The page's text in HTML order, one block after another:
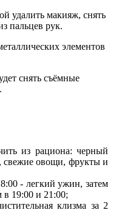
удалить макияж, снять
пальцев рук.
элементов
снять съёмные
из рациона: черный
свежие овощи, фрукты и
- легкий ужин, затем
в 19:00 и 21:00;
клизма за 2